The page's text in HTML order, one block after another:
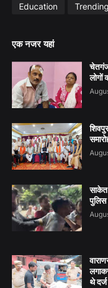
Education Trending
एक नजर यहां
चेतगंज
लोगों
साकेत
पुलिस
थे दर्ज